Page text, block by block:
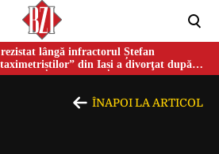
lângă infractorul Ștefan
din Iași a divorţat după
ÎNAPOI LA ARTICOL